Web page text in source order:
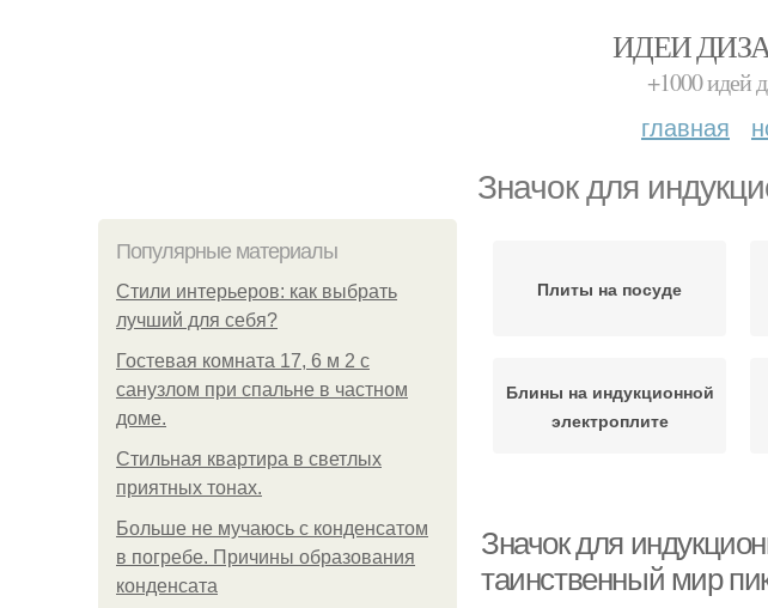
ИДЕИ
+1000 идей
главная
Значок для
Популярные материалы
Стили интерьеров: как выбрать
лучший для себя?
Гостевая комната 17, 6 м 2 с
санузлом при спальне в частном
доме.
Стильная квартира в светлых
приятных тонах.
Больше не мучаюсь с конденсатом
в погребе. Причины образования
конденсата
Плиты на посуде
Блины на индукционной
электроплите
Значок для
таинственный мир